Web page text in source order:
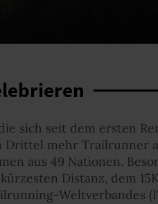
sich seit dem ersten
mehr Trailrunner
aus 49 Nationen.
Distanz, dem
Weltverbandes